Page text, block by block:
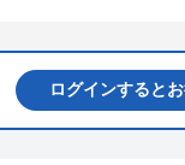
ログインするとお